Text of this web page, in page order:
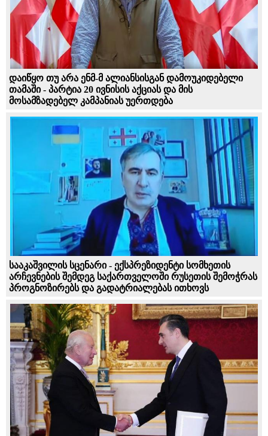
დაიწყო თუ არა ენმ-მ ალიანსისგან დამოუკიდებელი
თამაში - პარტია 20 ივნისის აქციას და მის
მოსამზადებელ კამპანიას უერთდება
სააკაშვილის სცენარი - ექსპრეზიდენტი სომხეთის
არჩევნების შემდეგ საქართველოში რუსეთის შემოჭრას
პროგნოზირებს და გადატრიალებას ითხოვს